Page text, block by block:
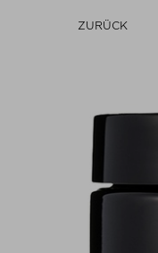
ZURÜCK